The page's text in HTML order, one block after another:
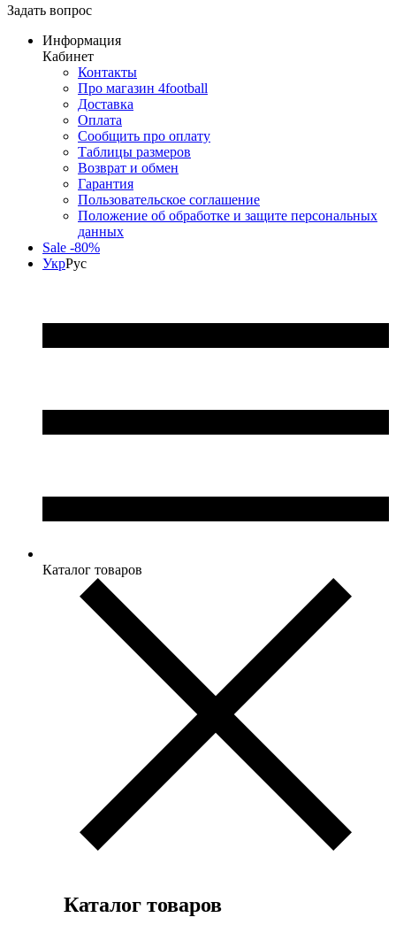
Задать вопрос
Информация
Кабинет
Контакты
Про магазин 4football
Доставка
Оплата
Сообщить про оплату
Таблицы размеров
Возврат и обмен
Гарантия
Пользовательское соглашение
Положение об обработке и защите персональных
данных
Sale -80%
УкрРус
Каталог товаров
Каталог товаров